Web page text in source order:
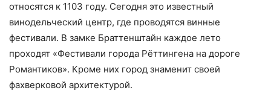
относятся к 1103 году. Сегодня это известный
винодельческий центр, где проводятся винные
фестивали. В замке Браттенштайн каждое лето
проходят «Фестивали города Рёттингена на дороге
Романтиков». Кроме них город знаменит своей
фахверковой архитектурой.